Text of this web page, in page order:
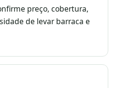
preço, cobertura,
de levar barraca e